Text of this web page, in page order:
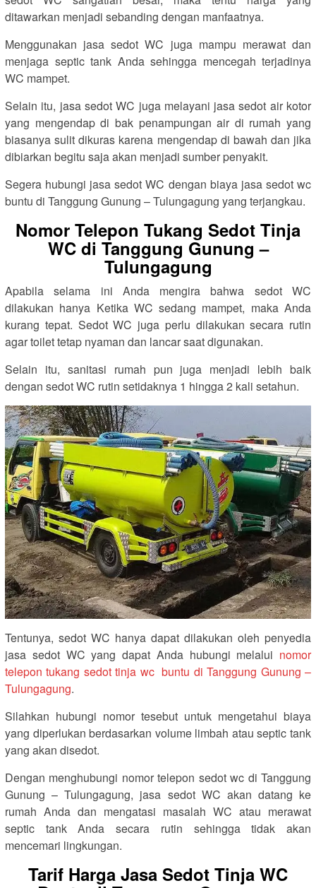
ditawarkan menjadi sebanding dengan manfaatnya.
Menggunakan jasa sedot WC juga mampu merawat dan
menjaga septic tank Anda sehingga mencegah terjadinya
WC mampet.
Selain itu, jasa sedot WC juga melayani jasa sedot air kotor
yang mengendap di bak penampungan air di rumah yang
biasanya sulit dikuras karena mengendap di bawah dan jika
dibiarkan begitu saja akan menjadi sumber penyakit.
Segera hubungi jasa sedot WC dengan biaya jasa sedot wc
buntu di Tanggung Gunung – Tulungagung yang terjangkau.
Nomor Telepon Tukang Sedot Tinja
WC di Tanggung Gunung –
Tulungagung
Apabila selama ini Anda mengira bahwa sedot WC
dilakukan hanya Ketika WC sedang mampet, maka Anda
kurang tepat. Sedot WC juga perlu dilakukan secara rutin
agar toilet tetap nyaman dan lancar saat digunakan.
Selain itu, sanitasi rumah pun juga menjadi lebih baik
dengan sedot WC rutin setidaknya 1 hingga 2 kali setahun.
Tentunya, sedot WC hanya dapat dilakukan oleh penyedia
jasa sedot WC yang dapat Anda hubungi melalui nomor
telepon tukang sedot tinja wc buntu di Tanggung Gunung –
Tulungagung.
Silahkan hubungi nomor tesebut untuk mengetahui biaya
yang diperlukan berdasarkan volume limbah atau septic tank
yang akan disedot.
Dengan menghubungi nomor telepon sedot wc di Tanggung
Gunung – Tulungagung, jasa sedot WC akan datang ke
rumah Anda dan mengatasi masalah WC atau merawat
septic tank Anda secara rutin sehingga tidak akan
mencemari lingkungan.
Tarif Harga Jasa Sedot Tinja WC